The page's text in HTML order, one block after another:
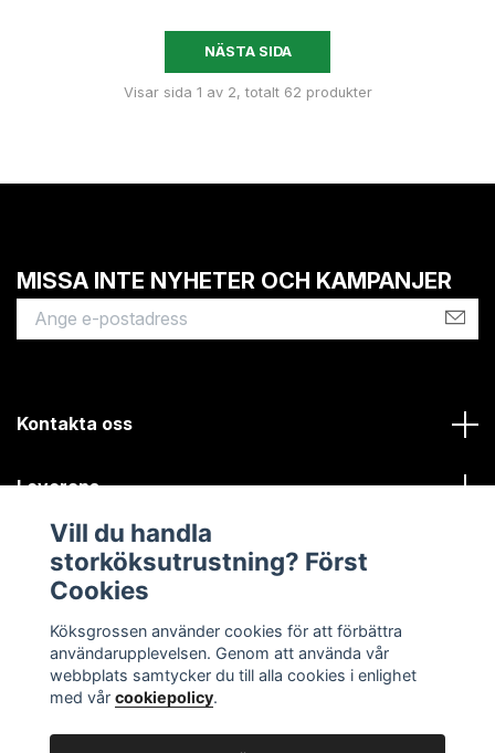
NÄSTA SIDA
Visar sida 1 av 2, totalt 62 produkter
MISSA INTE NYHETER OCH KAMPANJER
Kontakta oss
Leverans
Kundinformation
Vill du handla
storköksutrustning? Först
Cookies
Köksgrossen använder cookies för att förbättra
användarupplevelsen. Genom att använda vår
webbplats samtycker du till alla cookies i enlighet
med vår cookiepolicy.